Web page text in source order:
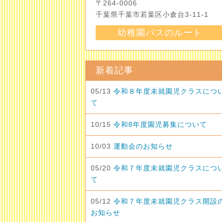
〒264-0006
千葉県千葉市若葉区小倉台3-11-1
幼稚園バスのルート
新着記事
05/13 令和８年度未就園児クラスにつ
て
10/15 令和8年度園児募集について
10/03 運動会のお知らせ
05/20 令和７年度未就園児クラスにつ
て
05/12 令和７年度未就園児クラス開設
お知らせ